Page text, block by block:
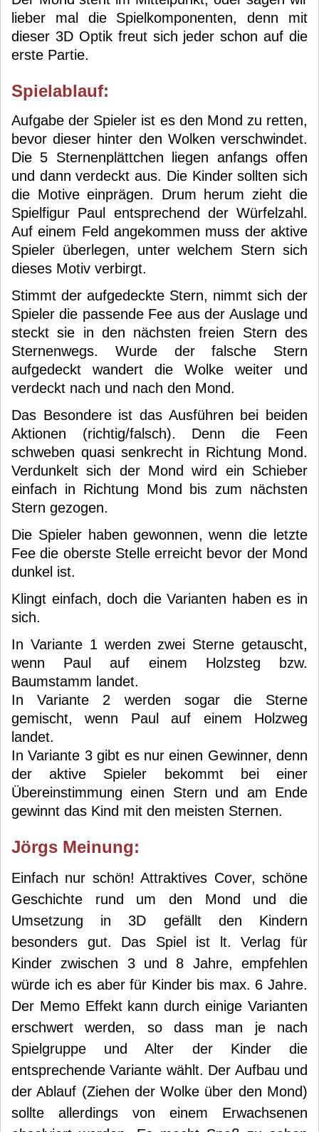
lieber mal die Spielkomponenten, denn mit
dieser 3D Optik freut sich jeder schon auf die
erste Partie.
Spielablauf:
Aufgabe der Spieler ist es den Mond zu retten,
bevor dieser hinter den Wolken verschwindet.
Die 5 Sternenplättchen liegen anfangs offen
und dann verdeckt aus. Die Kinder sollten sich
die Motive einprägen. Drum herum zieht die
Spielfigur Paul entsprechend der Würfelzahl.
Auf einem Feld angekommen muss der aktive
Spieler überlegen, unter welchem Stern sich
dieses Motiv verbirgt.
Stimmt der aufgedeckte Stern, nimmt sich der
Spieler die passende Fee aus der Auslage und
steckt sie in den nächsten freien Stern des
Sternenwegs. Wurde der falsche Stern
aufgedeckt wandert die Wolke weiter und
verdeckt nach und nach den Mond.
Das Besondere ist das Ausführen bei beiden
Aktionen (richtig/falsch). Denn die Feen
schweben quasi senkrecht in Richtung Mond.
Verdunkelt sich der Mond wird ein Schieber
einfach in Richtung Mond bis zum nächsten
Stern gezogen.
Die Spieler haben gewonnen, wenn die letzte
Fee die oberste Stelle erreicht bevor der Mond
dunkel ist.
Klingt einfach, doch die Varianten haben es in
sich.
In Variante 1 werden zwei Sterne getauscht,
wenn Paul auf einem Holzsteg bzw.
Baumstamm landet.
In Variante 2 werden sogar die Sterne
gemischt, wenn Paul auf einem Holzweg
landet.
In Variante 3 gibt es nur einen Gewinner, denn
der aktive Spieler bekommt bei einer
Übereinstimmung einen Stern und am Ende
gewinnt das Kind mit den meisten Sternen.
Jörgs Meinung:
Einfach nur schön! Attraktives Cover, schöne
Geschichte rund um den Mond und die
Umsetzung in 3D gefällt den Kindern
besonders gut. Das Spiel ist lt. Verlag für
Kinder zwischen 3 und 8 Jahre, empfehlen
würde ich es aber für Kinder bis max. 6 Jahre.
Der Memo Effekt kann durch einige Varianten
erschwert werden, so dass man je nach
Spielgruppe und Alter der Kinder die
entsprechende Variante wählt. Der Aufbau und
der Ablauf (Ziehen der Wolke über den Mond)
sollte allerdings von einem Erwachsenen